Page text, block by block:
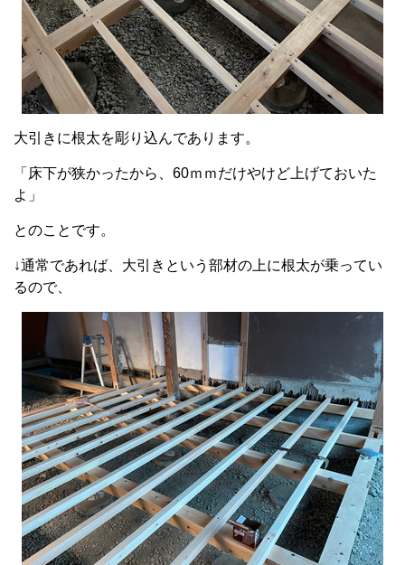
大引きに根太を彫り込んであります。
「床下が狭かったから、60ｍｍだけやけど上げておいた
よ」
とのことです。
↓通常であれば、大引きという部材の上に根太が乗ってい
るので、